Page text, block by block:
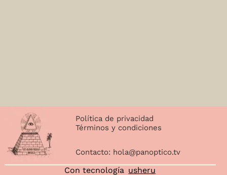
Política de privacidad
Términos y condiciones
Contacto: hola@panoptico.tv
Con tecnología usheru